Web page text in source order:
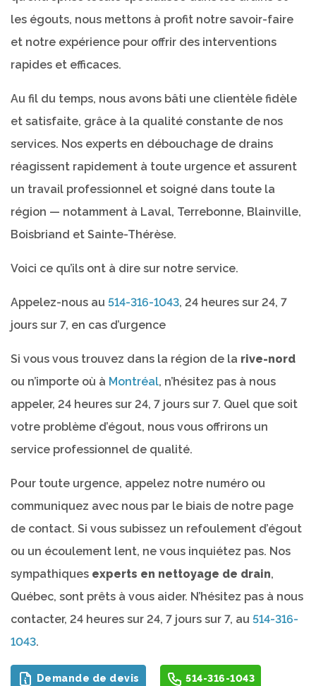
les égouts, nous mettons à profit notre savoir-faire
et notre expérience pour offrir des interventions
rapides et efficaces.
Au fil du temps, nous avons bâti une clientèle fidèle
et satisfaite, grâce à la qualité constante de nos
services. Nos experts en débouchage de drains
réagissent rapidement à toute urgence et assurent
un travail professionnel et soigné dans toute la
région — notamment à Laval, Terrebonne, Blainville,
Boisbriand et Sainte-Thérèse.
Voici ce qu’ils ont à dire sur notre service.
Appelez-nous au 514-316-1043, 24 heures sur 24, 7
jours sur 7, en cas d’urgence
Si vous vous trouvez dans la région de la rive-nord
ou n’importe où à Montréal, n’hésitez pas à nous
appeler, 24 heures sur 24, 7 jours sur 7. Quel que soit
votre problème d’égout, nous vous offrirons un
service professionnel de qualité.
Pour toute urgence, appelez notre numéro ou
communiquez avec nous par le biais de notre page
de contact. Si vous subissez un refoulement d’égout
ou un écoulement lent, ne vous inquiétez pas. Nos
sympathiques experts en nettoyage de drain,
Québec, sont prêts à vous aider. N’hésitez pas à nous
contacter, 24 heures sur 24, 7 jours sur 7, au 514-316-
1043.
Demande de devis 514-316-1043